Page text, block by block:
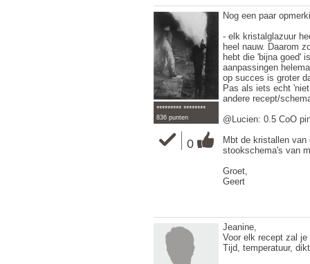
********* ********
836 punten
0
Nog een paar
- elk kristalglazuur
heel nauw. Daarom
hebt die 'bijna goed'
aanpassingen
op succes is groter
Pas als iets echt
andere recept/
@Lucien: 0.5 CoO
Mbt de kristallen
stookschema's van
Groet,
Geert
Jeanine,
Voor elk recept zal
Tijd, temperatuur,